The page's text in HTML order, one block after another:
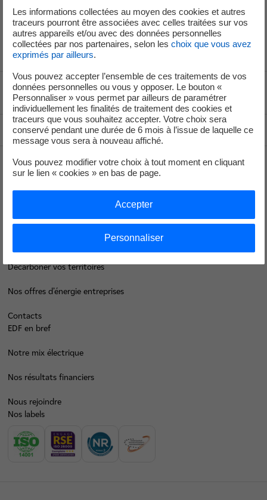
Les systèmes électriques de demain : format eBook
nouvel onglet
Voir le fil d'ariane
Haut de page
Groupe
Je déménage
Faire des économies d’énergie
Décarboner vos territoires
Nos offres d’énergie entreprises
Contacts
EDF en bref
Notre mix électrique
Nos résultats financiers
Nous rejoindre
Nos labels
Les informations collectées au moyen des cookies et autres
traceurs pourront être associées avec celles traitées sur vos
autres appareils et/ou avec des données personnelles
collectées par nos partenaires, selon les choix que vous avez
exprimés par ailleurs.
Vous pouvez accepter l’ensemble de ces traitements de vos
données personnelles ou vous y opposer. Le bouton «
Personnaliser » vous permet par ailleurs de paramétrer
individuellement les finalités de traitement des cookies et
traceurs que vous souhaitez accepter. Votre choix sera
conservé pendant une durée de 6 mois à l’issue de laquelle ce
message vous sera à nouveau affiché.
Vous pouvez modifier votre choix à tout moment en cliquant
sur le lien « cookies » en bas de page.
Personnaliser
Accepter